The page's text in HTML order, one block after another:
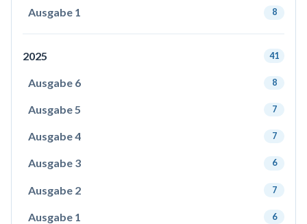
Ausgabe 1 8
2025 41
Ausgabe 6 8
Ausgabe 5 7
Ausgabe 4 7
Ausgabe 3 6
Ausgabe 2 7
Ausgabe 1 6